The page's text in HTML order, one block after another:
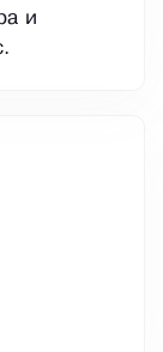
и